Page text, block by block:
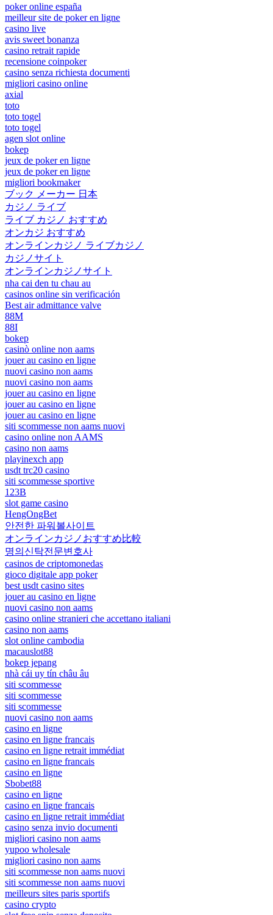
poker online españa
meilleur site de poker en ligne
casino live
avis sweet bonanza
casino retrait rapide
recensione coinpoker
casino senza richiesta documenti
migliori casino online
axial
toto
toto togel
toto togel
agen slot online
bokep
jeux de poker en ligne
jeux de poker en ligne
migliori bookmaker
ブック メーカー 日本
カジノ ライブ
ライブ カジノ おすすめ
オンカジ おすすめ
オンラインカジノ ライブカジノ
カジノサイト
オンラインカジノサイト
nha cai den tu chau au
casinos online sin verificación
Best air admittance valve
88M
88I
bokep
casinò online non aams
jouer au casino en ligne
nuovi casino non aams
nuovi casino non aams
jouer au casino en ligne
jouer au casino en ligne
jouer au casino en ligne
siti scommesse non aams nuovi
casino online non AAMS
casino non aams
playinexch app
usdt trc20 casino
siti scommesse sportive
123B
slot game casino
HengOngBet
안전한 파워볼사이트
オンラインカジノおすすめ比較
명의신탁전문변호사
casinos de criptomonedas
gioco digitale app poker
best usdt casino sites
jouer au casino en ligne
nuovi casino non aams
casino online stranieri che accettano italiani
casino non aams
slot online cambodia
macauslot88
bokep jepang
nhà cái uy tín châu âu
siti scommesse
siti scommesse
siti scommesse
nuovi casino non aams
casino en ligne
casino en ligne francais
casino en ligne retrait immédiat
casino en ligne francais
casino en ligne
Sbobet88
casino en ligne
casino en ligne francais
casino en ligne retrait immédiat
casino senza invio documenti
migliori casino non aams
yupoo wholesale
migliori casino non aams
siti scommesse non aams nuovi
siti scommesse non aams nuovi
meilleurs sites paris sportifs
casino crypto